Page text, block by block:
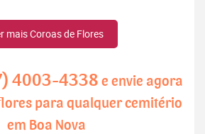
mais Coroas de Flores
4003-4338 e envie agora
para qualquer cemitério
em Boa Nova